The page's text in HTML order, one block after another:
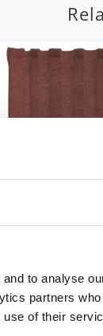
to analyse
partners
use of their
Gardinlängd
kvalitet med fin
Overlock nertill,
polyester.
425KR